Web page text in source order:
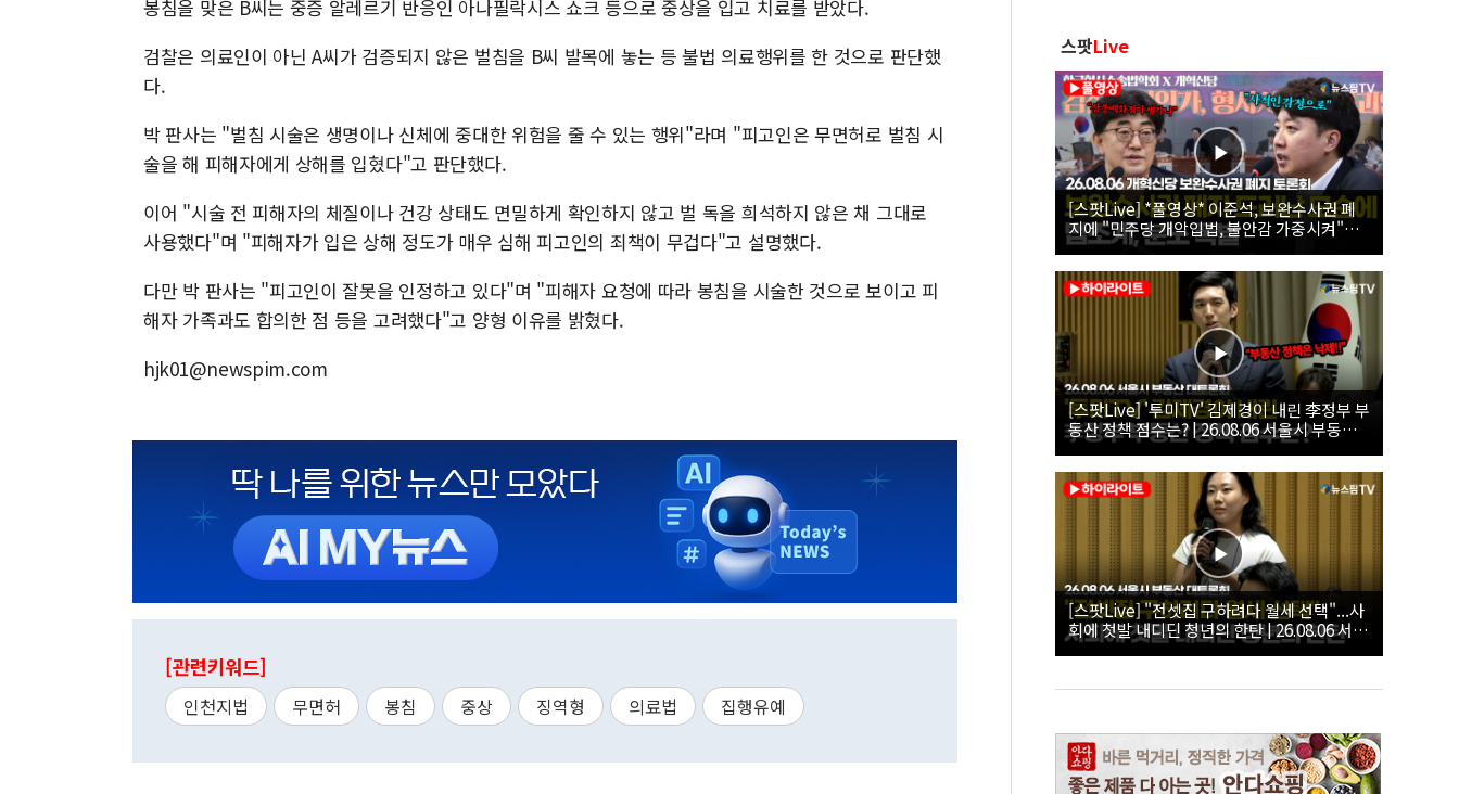
봉침을 맞은 B씨는 중증 알레르기 반응인 아나필락시스 쇼크 등으로 중상을 입고 치료를 받았다.
검찰은 의료인이 아닌 A씨가 검증되지 않은 벌침을 B씨 발목에 놓는 등 불법 의료행위를 한 것으로 판단했
다.
박 판사는 "벌침 시술은 생명이나 신체에 중대한 위험을 줄 수 있는 행위"라며 "피고인은 무면허로 벌침 시
술을 해 피해자에게 상해를 입혔다"고 판단했다.
이어 "시술 전 피해자의 체질이나 건강 상태도 면밀하게 확인하지 않고 벌 독을 희석하지 않은 채 그대로
사용했다"며 "피해자가 입은 상해 정도가 매우 심해 피고인의 죄책이 무겁다"고 설명했다.
다만 박 판사는 "피고인이 잘못을 인정하고 있다"며 "피해자 요청에 따라 봉침을 시술한 것으로 보이고 피
해자 가족과도 합의한 점 등을 고려했다"고 양형 이유를 밝혔다.
hjk01@newspim.com
[관련키워드]
인천지법 무면허 봉침 중상 징역형 의료법 집행유예
스팟Live
[스팟Live] *풀영상* 이준석, 보완수사권 폐
지에 "민주당 개악입법, 불안감 가중시켜"｜
26.08.06 개혁신당 보완수사권 폐지 토론회
[스팟Live] '투미TV' 김제경이 내린 李정부 부
동산 정책 점수는? | 26.08.06 서울시 부동산
대토론회
[스팟Live] "전셋집 구하려다 월세 선택"...사
회에 첫발 내디딘 청년의 한탄 | 26.08.06 서울
시 부동산 대토론회